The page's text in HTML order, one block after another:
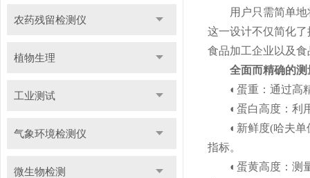
农药残留检测仪
植物生理
工业测试
气象环境检测仪
微生物检测
用户只需简单地将
这一设计不仅简化
食品加工企业以及
全面而精确的测
◐蛋重：通过高精
◐ 蛋白高度：利
◐ 新鲜度(哈夫
指标。
◐ 蛋黄高度：测